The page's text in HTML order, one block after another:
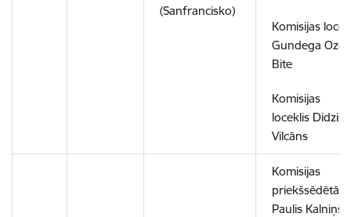
(Sanfrancisko)
Komisijas
Gundega
Bite
Komisijas
loceklis Didzis
Vilcāns
Komisijas
priekšsēdētājs
Paulis Kalniņš